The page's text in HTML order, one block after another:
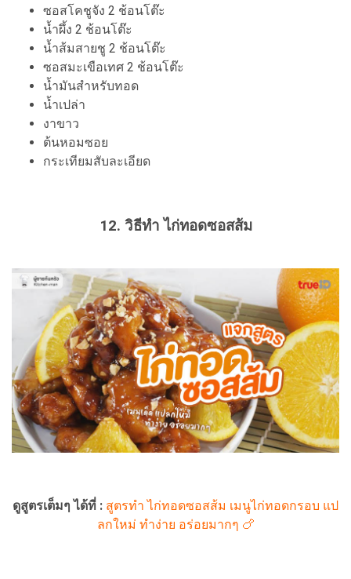
ซอสโคชูจัง 2 ช้อนโต๊ะ
น้ำผึ้ง 2 ช้อนโต๊ะ
น้ำส้มสายชู 2 ช้อนโต๊ะ
ซอสมะเขือเทศ 2 ช้อนโต๊ะ
น้ำมันสำหรับทอด
น้ำเปล่า
งาขาว
ต้นหอมซอย
กระเทียมสับละเอียด
12. วิธีทำ ไก่ทอดซอสส้ม
ดูสูตรเต็มๆ ได้ที่ : สูตรทำ ไก่ทอดซอสส้ม เมนูไก่ทอดกรอบ แป
ลกใหม่ ทำง่าย อร่อยมากๆ 🍗